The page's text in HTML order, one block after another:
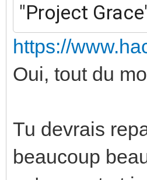
"Project
https://
Oui, tout du
Tu devrais
beaucoup